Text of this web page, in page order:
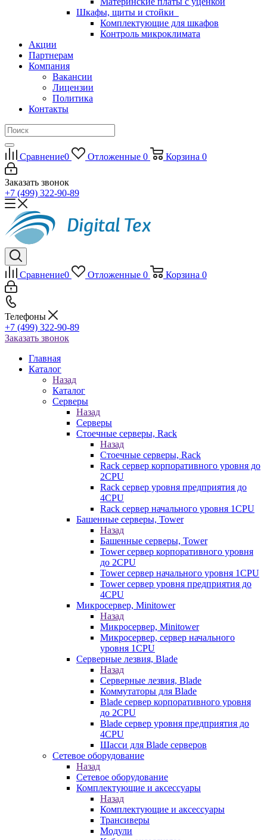
Шкафы, щиты и стойки
Комплектующие для шкафов
Контроль микроклимата
Акции
Партнерам
Компания
Вакансии
Лицензии
Политика
Контакты
Сравнение0 Отложенные 0 Корзина 0
Заказать звонок
+7 (499) 322-90-89
Сравнение0 Отложенные 0 Корзина 0
Телефоны
+7 (499) 322-90-89
Заказать звонок
Главная
Каталог
Назад
Каталог
Серверы
Назад
Серверы
Стоечные серверы, Rack
Назад
Стоечные серверы, Rack
Rack сервер корпоративного уровня до
2CPU
Rack сервер уровня предприятия до
4CPU
Rack сервер начального уровня 1CPU
Башенные серверы, Tower
Назад
Башенные серверы, Tower
Tower сервер корпоративного уровня
до 2CPU
Tower сервер начального уровня 1CPU
Tower сервер уровня предприятия до
4CPU
Микросервер, Minitower
Назад
Микросервер, Minitower
Микросервер, сервер начального
уровня 1CPU
Серверные лезвия, Blade
Назад
Серверные лезвия, Blade
Коммутаторы для Blade
Blade сервер корпоративного уровня
до 2CPU
Blade сервер уровня предприятия до
4CPU
Шасси для Blade серверов
Сетевое оборудование
Назад
Сетевое оборудование
Комплектующие и аксессуары
Назад
Комплектующие и аксессуары
Трансиверы
Модули